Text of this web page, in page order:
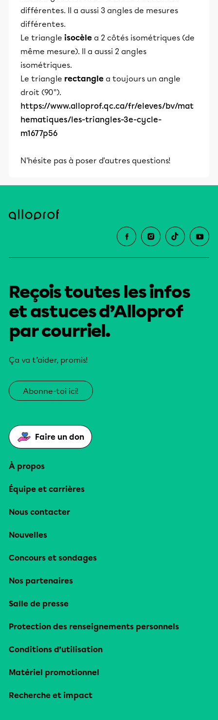
différentes. Il a aussi 3 angles de mesures
différentes.
Le triangle isocèle a 2 côtés isométriques (de
même mesure). Il a aussi 2 angles
isométriques.
Le triangle rectangle a toujours un angle
droit (90°).
https://www.alloprof.qc.ca/fr/eleves/bv/mat
hematiques/les-triangles-3e-cycle-
m1677p56
N'hésite pas à poser d'autres questions!
Reçois toutes les infos
et astuces d’Alloprof
par courriel.
Ça va t’aider, promis!
Abonne-toi ici!
Faire un don
À propos
Équipe et carrières
Nous contacter
Nouvelles
Concours et sondages
Nos partenaires
Salle de presse
Protection des renseignements personnels
Conditions d’utilisation
Matériel promotionnel
Recherche et impact